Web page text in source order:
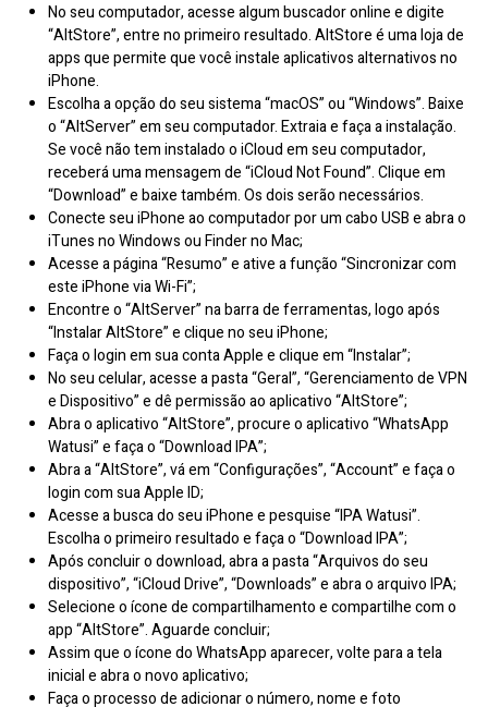
No seu computador, acesse algum buscador online e digite
“AltStore”, entre no primeiro resultado. AltStore é uma loja de
apps que permite que você instale aplicativos alternativos no
iPhone.
Escolha a opção do seu sistema “macOS” ou “Windows”. Baixe
o “AltServer” em seu computador. Extraia e faça a instalação.
Se você não tem instalado o iCloud em seu computador,
receberá uma mensagem de “iCloud Not Found”. Clique em
“Download” e baixe também. Os dois serão necessários.
Conecte seu iPhone ao computador por um cabo USB e abra o
iTunes no Windows ou Finder no Mac;
Acesse a página “Resumo” e ative a função “Sincronizar com
este iPhone via Wi-Fi”;
Encontre o “AltServer” na barra de ferramentas, logo após
“Instalar AltStore” e clique no seu iPhone;
Faça o login em sua conta Apple e clique em “Instalar”;
No seu celular, acesse a pasta “Geral”, “Gerenciamento de VPN
e Dispositivo” e dê permissão ao aplicativo “AltStore”;
Abra o aplicativo “AltStore”, procure o aplicativo “WhatsApp
Watusi” e faça o “Download IPA”;
Abra a “AltStore”, vá em “Configurações”, “Account” e faça o
login com sua Apple ID;
Acesse a busca do seu iPhone e pesquise “IPA Watusi”.
Escolha o primeiro resultado e faça o “Download IPA”;
Após concluir o download, abra a pasta “Arquivos do seu
dispositivo”, “iCloud Drive”, “Downloads” e abra o arquivo IPA;
Selecione o ícone de compartilhamento e compartilhe com o
app “AltStore”. Aguarde concluir;
Assim que o ícone do WhatsApp aparecer, volte para a tela
inicial e abra o novo aplicativo;
Faça o processo de adicionar o número, nome e foto